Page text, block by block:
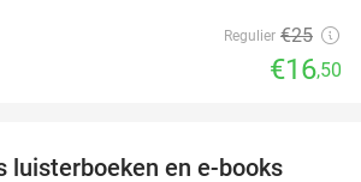
Regulier €25
€16,50
luisterboeken en e-books